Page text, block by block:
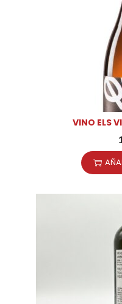
VINO ELS